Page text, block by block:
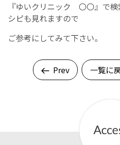
『ゆいクリニック 〇〇』で
シピも見れますので
ご参考にしてみて下さい。
Prev 一覧に